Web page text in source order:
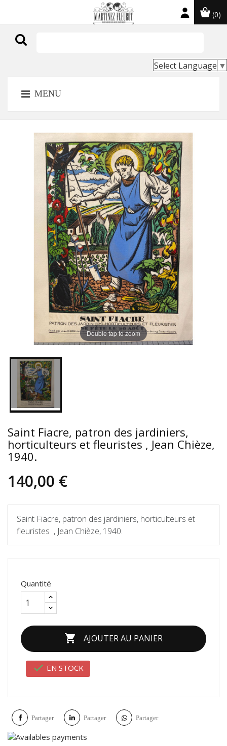
(0)
Select Language ▼
MENU
Double tap to zoom
Saint Fiacre, patron des jardiniers,
horticulteurs et fleuristes , Jean Chièze,
1940.
140,00 €
Saint Fiacre, patron des jardiniers, horticulteurs et
fleuristes , Jean Chièze, 1940.
Quantité
 AJOUTER AU PANIER
 EN STOCK
Partager Partager Partager